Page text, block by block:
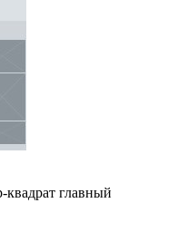
квадрат главный